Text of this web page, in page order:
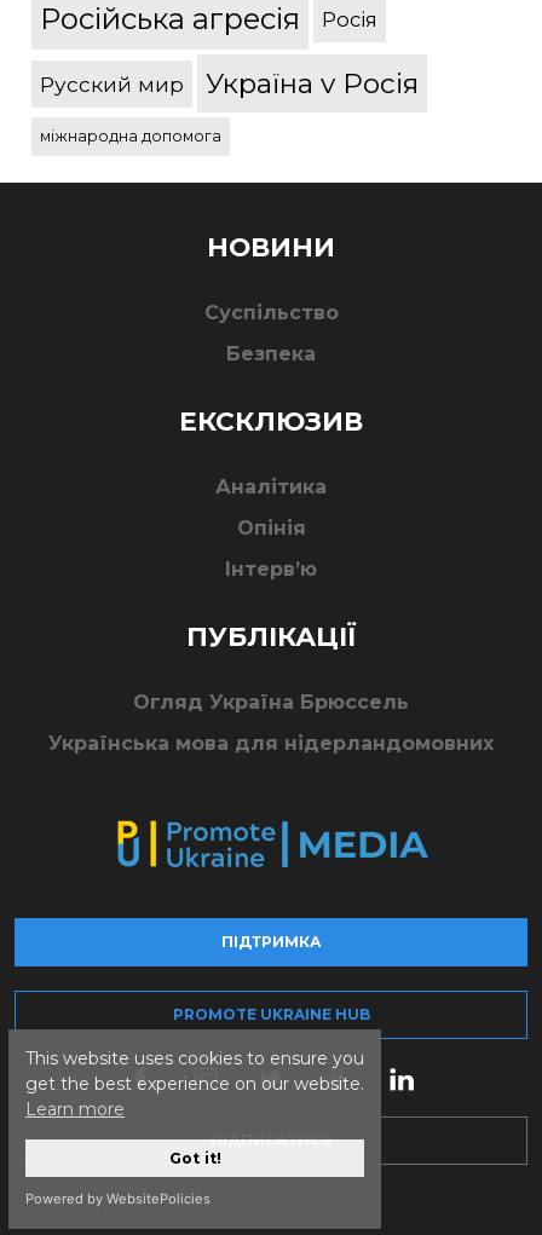
This website uses cookies to ensure you
get the best experience on our website.
Learn more
Got it!
Powered by WebsitePolicies
Російська агресія Росія
Русский мир Україна v Росія
міжнародна допомога
НОВИНИ
Суспільство
Безпека
ЕКСКЛЮЗИВ
Аналітика
Опінія
Інтерв’ю
ПУБЛІКАЦІЇ
Огляд Україна Брюссель
Українська мова для нідерландомовних
ПІДТРИМКА
PROMOTE UKRAINE HUB
ПІДПИСАТИСЯ